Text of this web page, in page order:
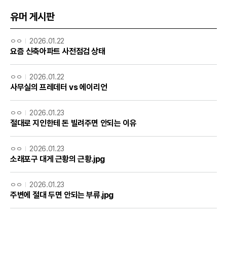
유머 게시판
ㅇㅇ 2026.01.22
요즘 신축아파트 사전점검 상태
ㅇㅇ 2026.01.22
사무실의 프레데터 vs 에이리언
ㅇㅇ 2026.01.23
절대로 지인한테 돈 빌려주면 안되는 이유
ㅇㅇ 2026.01.23
소래포구 대게 근황의 근황.jpg
ㅇㅇ 2026.01.23
주변에 절대 두면 안되는 부류.jpg